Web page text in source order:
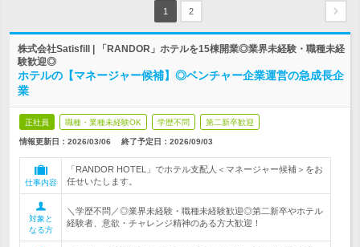
1 2
株式会社Satisfill | 「RANDOR」ホテルを15棟開業◎業界未経験・職種未経
験歓迎◎
ホテルの【マネージャー候補】◎ベンチャー企業運営の急成長企
業
正社員 職種・業種未経験OK 学歴不問 第二新卒歓迎
情報更新日：2026/03/06 終了予定日： 2026/09/03
仕事内容
「RANDOR HOTEL」でホテル支配人＜マネージャー候補＞をお
任せいたします。
対象と
なる方
＼学歴不問／◎業界未経験・職種未経験歓迎◎第二新卒やホテル
経験者、意欲・チャレンジ精神のある方大歓迎！